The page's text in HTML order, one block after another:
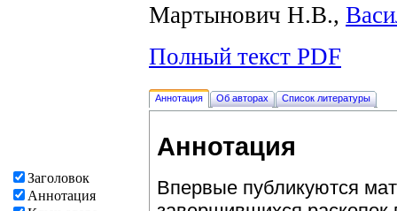
Заголовок
Аннотация
Мартынович Н.В.,
Полный текст PDF
Аннотация Об авторах Список литературы
Аннотация
Впервые публикуются